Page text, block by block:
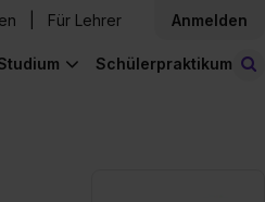
Für Lehrer Anmelden
Schülerpraktikum